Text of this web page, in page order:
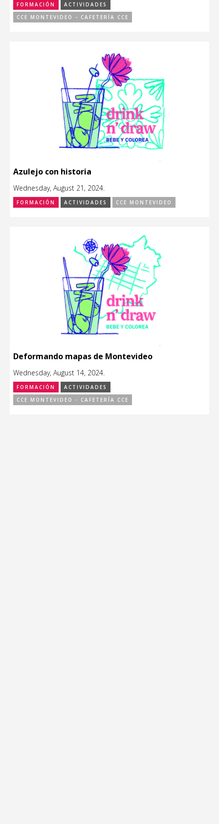
FORMACIÓN
ACTIVIDADES
CCE MONTEVIDEO - CAFETERÍA CCE
Azulejo con historia
Wednesday, August 21, 2024.
FORMACIÓN ACTIVIDADES CCE MONTEVIDEO
Deformando mapas de Montevideo
Wednesday, August 14, 2024.
FORMACIÓN
ACTIVIDADES
CCE MONTEVIDEO - CAFETERÍA CCE